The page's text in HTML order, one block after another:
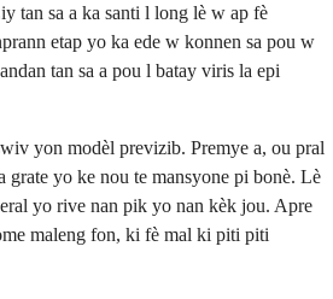
tan sa a ka santi l long lè w ap fè
etap yo ka ede w konnen sa pou w
tan sa a pou l batay viris la epi
yon modèl previzib. Premye a, ou pral
grate yo ke nou te mansyone pi bonè. Lè
yo rive nan pik yo nan kèk jou. Apre
maleng fon, ki fè mal ki piti piti